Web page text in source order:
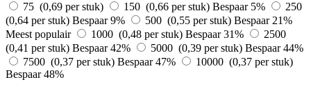
75 (0,69 per stuk)
150 (0,66 per stuk) Bespaar 5%
250
(0,64 per stuk) Bespaar 9% 500 (0,55 per stuk) Bespaar 21%
Meest populair
1000 (0,48 per stuk) Bespaar 31%
2500
(0,41 per stuk) Bespaar 42% 5000 (0,39 per stuk) Bespaar 44%
7500 (0,37 per stuk) Bespaar 47%
10000 (0,37 per stuk)
Bespaar 48%